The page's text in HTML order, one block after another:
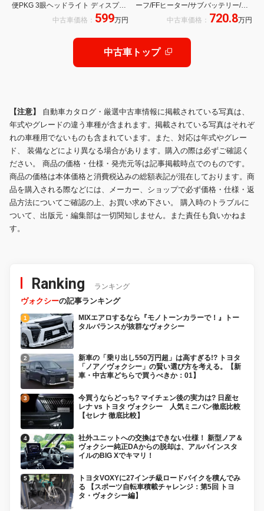
便PKG 3眼ヘッドライト ディスプレ
イオーディオPlus 後席モニター
中古車価格： 599万円
ーフ/FFヒーター/サブバッテリー/室
内照明/レンジ/冷蔵庫/フロント回転
ヤゲートネット
中古車価格： 720.8万円
中古車トップ
【注意】 自動車カタログ・厳選中古車情報に掲載されている写真は、
年式やグレードの違う車種が含まれます。掲載されている写真はそれぞ
れの車種用でないものも含まれています。また、対応は年式やグレー
ド、 装備などにより異なる場合があります。購入の際は必ずご確認く
ださい。 商品の価格・仕様・発売元等は記事掲載時点でのものです。
商品の価格は本体価格と消費税込みの総額表記が混在しております。商
品を購入される際などには、メーカー、ショップで必ず価格・仕様・返
品方法についてご確認の上、お買い求め下さい。 購入時のトラブルに
ついて、出版元・編集部は一切関知しません。また責任も負いかねま
す。
Ranking ランキング
ヴォクシーの記事ランキング
MIXエアロするなら『モノトーンカラーで！』トー
タルバランスが抜群なヴォクシー
新車の「乗り出し550万円超」は高すぎる!? トヨタ
「ノア／ヴォクシー」の賢い選び方を考える。【新
車・中古車どちらで買うべきか：01】
今買うならどっち? マイチェン後の実力は? 日産セ
レナ vs トヨタ ヴォクシー 人気ミニバン徹底比較
【セレナ 徹底比較】
社外ユニットへの交換はできない仕様！ 新型ノア＆
ヴォクシー純正DAからの脱却は、アルパインスタ
イルのBIG Xでキマリ！
トヨタVOXYに27インチ級ロードバイクを積んでみ
る 【スポーツ自転車積載チャレンジ：第5回 トヨ
タ・ヴォクシー編】